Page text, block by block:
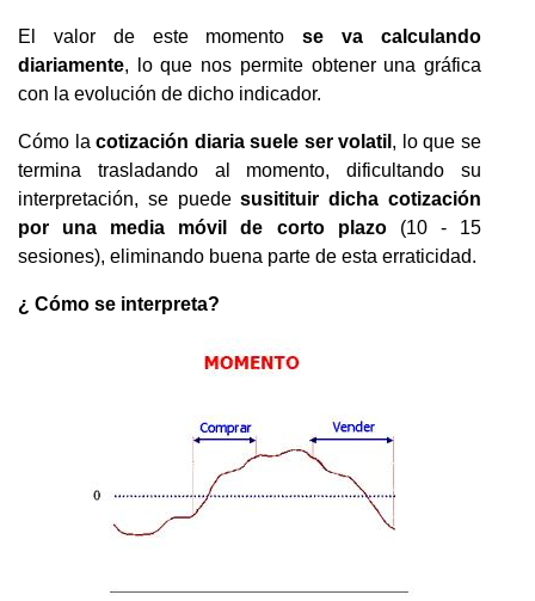
El valor de este momentose va calculando
diariamente, lo que nos permite obtener una gráfica
con la evolución de dicho indicador.
Cómo lacotización diaria suele ser volatil , lo que se
termina trasladando al momento, dificultando su
interpretación, se puedesusitituir dicha cotización
por una media móvil de corto plazo(10 - 15
sesiones), eliminando buena parte de esta erraticidad.
¿ Cómo se interpreta?